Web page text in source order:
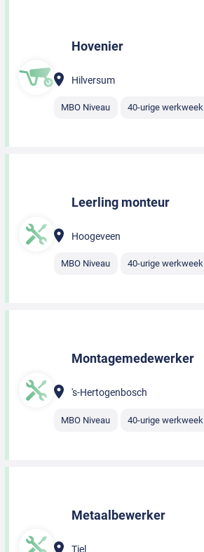
Hovenier
Hilversum
MBO Niveau 40-urige werkweek
Leerling monteur
Hoogeveen
MBO Niveau 40-urige werkweek
Montagemedewerker
's-Hertogenbosch
MBO Niveau 40-urige werkweek
Metaalbewerker
Tiel